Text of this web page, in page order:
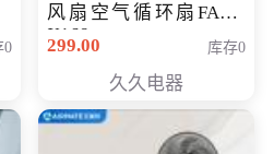
0
风扇空气循环扇FA18-
X168
299.00 库存0
久久电器